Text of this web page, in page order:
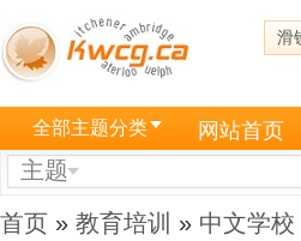
滑
全部主题分类 网站首页
主题
首页 » 教育培训 » 中文学校